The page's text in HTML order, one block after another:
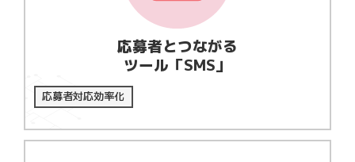
応募者とつながる
ツール「SMS」
応募者対応効率化